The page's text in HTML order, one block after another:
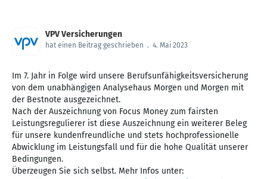
VPV Versicherungen
hat einen Beitrag geschrieben . 4. Mai 2023
Im 7. Jahr in Folge wird unsere Berufsunfähigkeitsversicherung
von dem unabhängigen Analysehaus Morgen und Morgen mit
der Bestnote ausgezeichnet.
Nach der Auszeichnung von Focus Money zum fairsten
Leistungsregulierer ist diese Auszeichnung ein weiterer Beleg
für unsere kundenfreundliche und stets hochprofessionelle
Abwicklung im Leistungsfall und für die hohe Qualität unserer
Bedingungen.
Überzeugen Sie sich selbst. Mehr Infos unter: